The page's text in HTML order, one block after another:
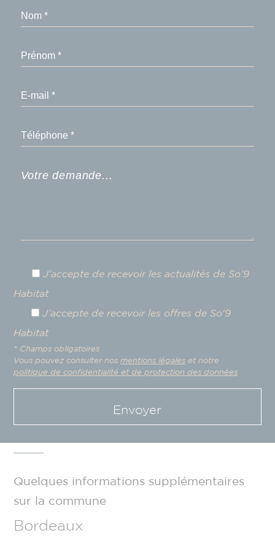
J’accepte de recevoir les actualités de So'9
Habitat
J’accepte de recevoir les offres de So'9
Habitat
* Champs obligatoires
Vous pouvez consulter nosmentions légales et notre
politique de confidentialité et de protection des données
Envoyer
Quelques informations supplémentaires
sur la commune
Bordeaux